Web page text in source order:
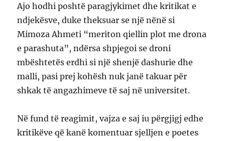
Ajo hodhi poshtë paragjykimet dhe kritikat e
ndjekësve, duke theksuar se një nënë si
Mimoza Ahmeti “meriton qiellin plot me drona
e parashuta”, ndërsa shpjegoi se droni
mbështetës erdhi si një shenjë dashurie dhe
malli, pasi prej kohësh nuk janë takuar për
shkak të angazhimeve të saj në universitet.
Në fund të reagimit, vajza e saj iu përgjigj edhe
kritikëve që kanë komentuar sjelljen e poetes